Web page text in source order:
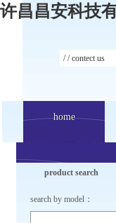
许昌昌安科技
/ /contect us
home
home
product search
search by model：